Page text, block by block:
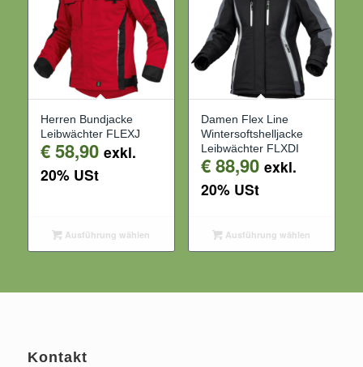
Herren Bundjacke
Leibwächter FLEXJ
€58,90 exkl.
20% USt
Ausführung wählen
Damen Flex Line
Wintersoftshelljacke
Leibwächter FLXDI
€88,90 exkl.
20% USt
Ausführung wählen
Kontakt